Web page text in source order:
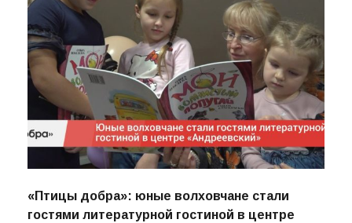
«Птицы добра»: юные волховчане стали
гостями литературной гостиной в центре